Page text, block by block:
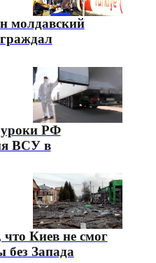
молдавский
уроки РФ
ВСУ в
Киев не смог
без Запада